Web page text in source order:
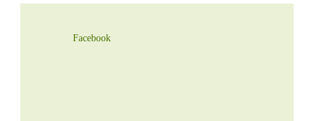
Facebook